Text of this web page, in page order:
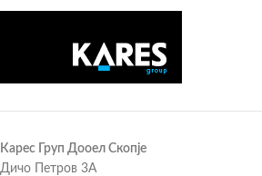
Карес Груп Дооел Скопје
Дичо Петров 3А